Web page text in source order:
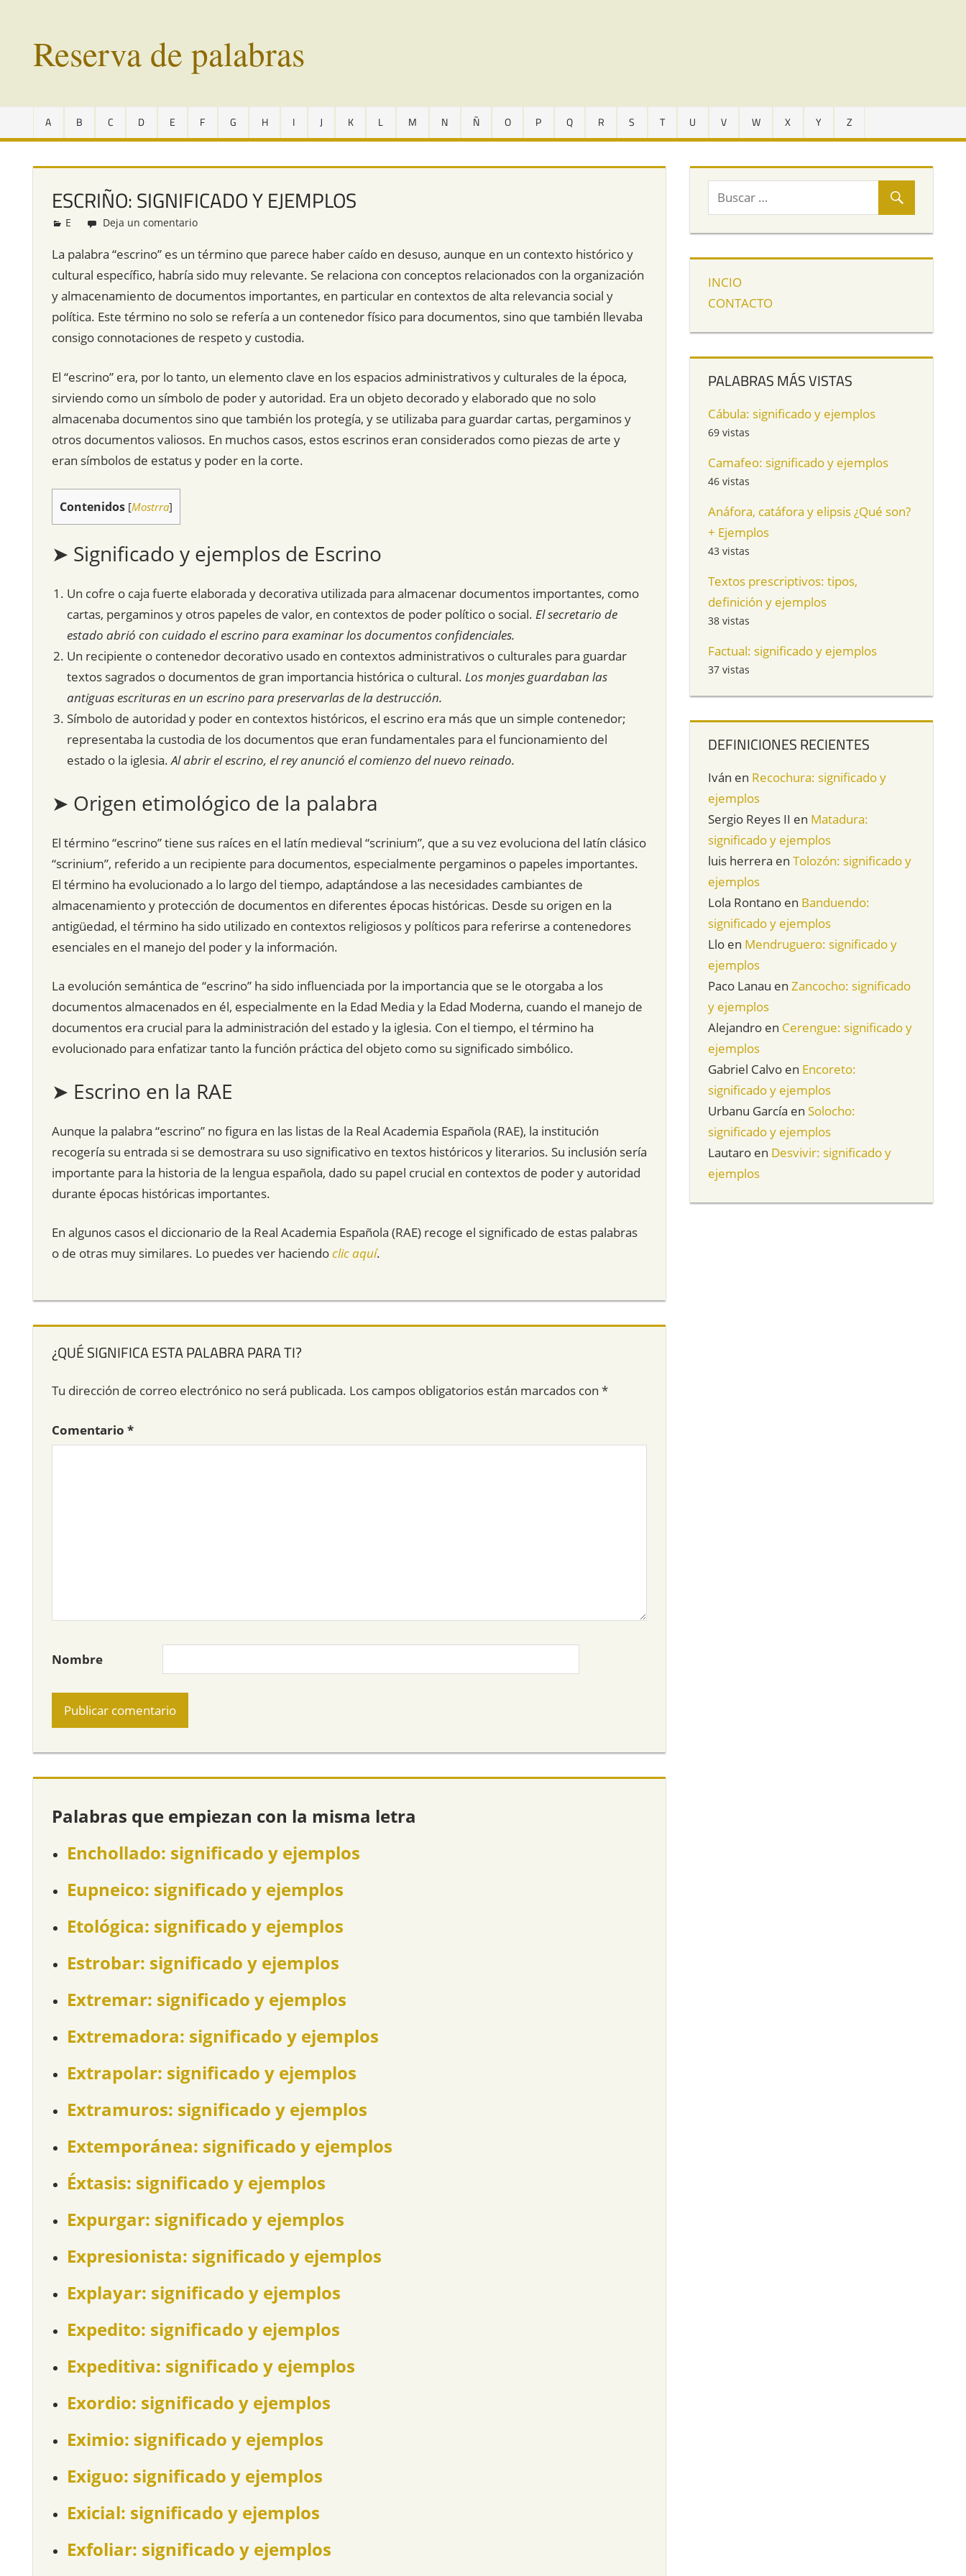
contenidoReserva de palabras
en
vías
extinción
todo
A B C D E F G H I J K L M N Ñ O P Q R S T U V W X Y Z
ESCRIÑO: SIGNIFICADO Y EJEMPLOS
Redacción
E Deja un comentario
La palabra “escrino” es un término que parece haber caído en desuso, aunque en un contexto histórico y
cultural específico, habría sido muy relevante. Se relaciona con conceptos relacionados con la organización
y almacenamiento de documentos importantes, en particular en contextos de alta relevancia social y
política. Este término no solo se refería a un contenedor físico para documentos, sino que también llevaba
consigo connotaciones de respeto y custodia.
El “escrino” era, por lo tanto, un elemento clave en los espacios administrativos y culturales de la época,
sirviendo como un símbolo de poder y autoridad. Era un objeto decorado y elaborado que no solo
almacenaba documentos sino que también los protegía, y se utilizaba para guardar cartas, pergaminos y
otros documentos valiosos. En muchos casos, estos escrinos eran considerados como piezas de arte y
eran símbolos de estatus y poder en la corte.
Contenidos [Mostrra]
➤ Significado y ejemplos de Escrino
Un cofre o caja fuerte elaborada y decorativa utilizada para almacenar documentos importantes, como
cartas, pergaminos y otros papeles de valor, en contextos de poder político o social. El secretario de
estado abrió con cuidado el escrino para examinar los documentos confidenciales.
Un recipiente o contenedor decorativo usado en contextos administrativos o culturales para guardar
textos sagrados o documentos de gran importancia histórica o cultural. Los monjes guardaban las
antiguas escrituras en un escrino para preservarlas de la destrucción.
Símbolo de autoridad y poder en contextos históricos, el escrino era más que un simple contenedor;
representaba la custodia de los documentos que eran fundamentales para el funcionamiento del
estado o la iglesia.Al abrir el escrino, el rey anunció el comienzo del nuevo reinado.
➤ Origen etimológico de la palabra
El término “escrino” tiene sus raíces en el latín medieval “scrinium”, que a su vez evoluciona del latín clásico
“scrinium”, referido a un recipiente para documentos, especialmente pergaminos o papeles importantes.
El término ha evolucionado a lo largo del tiempo, adaptándose a las necesidades cambiantes de
almacenamiento y protección de documentos en diferentes épocas históricas. Desde su origen en la
antigüedad, el término ha sido utilizado en contextos religiosos y políticos para referirse a contenedores
esenciales en el manejo del poder y la información.
La evolución semántica de “escrino” ha sido influenciada por la importancia que se le otorgaba a los
documentos almacenados en él, especialmente en la Edad Media y la Edad Moderna, cuando el manejo de
documentos era crucial para la administración del estado y la iglesia. Con el tiempo, el término ha
evolucionado para enfatizar tanto la función práctica del objeto como su significado simbólico.
➤ Escrino en la RAE
Aunque la palabra “escrino” no figura en las listas de la Real Academia Española (RAE), la institución
recogería su entrada si se demostrara su uso significativo en textos históricos y literarios. Su inclusión sería
importante para la historia de la lengua española, dado su papel crucial en contextos de poder y autoridad
durante épocas históricas importantes.
En algunos casos el diccionario de la Real Academia Española (RAE) recoge el significado de estas palabras
o de otras muy similares. Lo puedes ver haciendoclic aquí.
¿QUÉ SIGNIFICA ESTA PALABRA PARA TI?
Tu dirección de correo electrónico no será publicada. Los campos obligatorios están marcados con *
Comentario *
Nombre
Palabras que empiezan con la misma letra
Enchollado: significado y ejemplos
Eupneico: significado y ejemplos
Etológica: significado y ejemplos
Estrobar: significado y ejemplos
Extremar: significado y ejemplos
Extremadora: significado y ejemplos
Extrapolar: significado y ejemplos
Extramuros: significado y ejemplos
Extemporánea: significado y ejemplos
Éxtasis: significado y ejemplos
Expurgar: significado y ejemplos
Expresionista: significado y ejemplos
Explayar: significado y ejemplos
Expedito: significado y ejemplos
Expeditiva: significado y ejemplos
Exordio: significado y ejemplos
Eximio: significado y ejemplos
Exiguo: significado y ejemplos
Exicial: significado y ejemplos
Exfoliar: significado y ejemplos
INCIO
CONTACTO
PALABRAS MÁS VISTAS
Cábula: significado y ejemplos
69 vistas
Camafeo: significado y ejemplos
46 vistas
Anáfora, catáfora y elipsis ¿Qué son?
+ Ejemplos
43 vistas
Textos prescriptivos: tipos,
definición y ejemplos
38 vistas
Factual: significado y ejemplos
37 vistas
DEFINICIONES RECIENTES
Iván en Recochura: significado y
ejemplos
Sergio Reyes II en Matadura:
significado y ejemplos
luis herrera enTolozón: significado y
ejemplos
Lola Rontano en Banduendo:
significado y ejemplos
Llo en Mendruguero: significado y
ejemplos
Paco Lanau enZancocho: significado
y ejemplos
Alejandro en Cerengue: significado y
ejemplos
Gabriel Calvo en Encoreto:
significado y ejemplos
Urbanu García enSolocho:
significado y ejemplos
Lautaro en Desvivir: significado y
ejemplos